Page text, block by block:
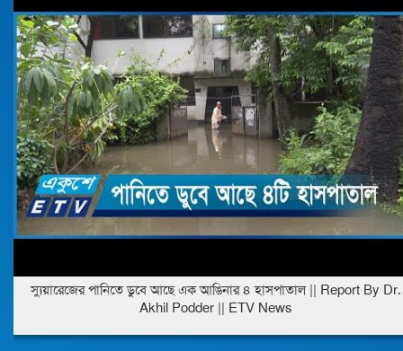
স্যুয়ারেজের পানিতে ডুবে আছে এক আঙিনার ৪ হাসপাতাল || Report By Dr.
Akhil Podder || ETV News